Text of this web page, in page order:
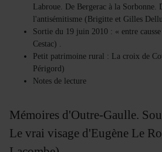
Labroue. De Bergerac à la Sorbonne.
l'antisémitisme (Brigitte et Gilles
Sortie du 19 juin 2010 : « entre
Cestac) .
Petit patrimoine rural : La croix de
Périgord)
Notes de lecture
Mémoires d'Outre-Gaulle.
Le vrai visage d'Eugène Le